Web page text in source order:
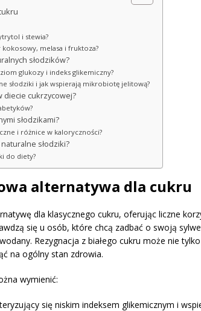
i stewia?
kokosowy, melasa i fruktoza?
słodzików?
glukozy i indeks glikemiczny?
słodziki i jak wspierają mikrobiotę jelitową?
diecie cukrzycowej?
słodzikami?
i różnice w kaloryczności?
słodziki?
do diety?
alternatywa dla cukru
dla klasycznego cukru, oferując liczne
się u osób, które chcą zadbać o swoją
Rezygnacja z białego cukru może nie tylko
na ogólny stan zdrowia.
wymienić:
się niskim indeksem glikemicznym i